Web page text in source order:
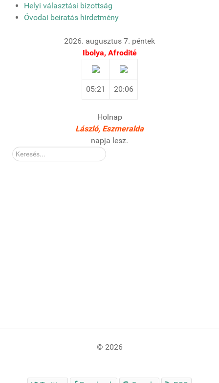
Helyi választási bizottság
Óvodai beíratás hirdetmény
2026. augusztus 7. péntek
Ibolya, Afrodité
05:21 20:06
Holnap
László, Eszmeralda
napja lesz.
Kereső:
© 2026